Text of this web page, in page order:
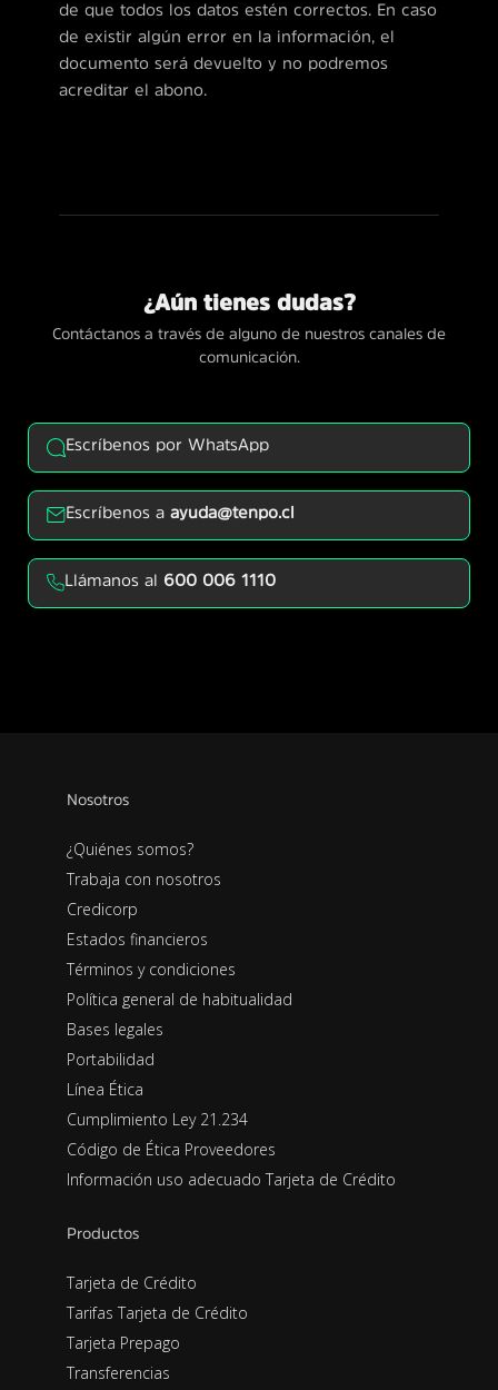
de que todos los datos estén correctos. En caso
de existir algún error en la información, el
documento será devuelto y no podremos
acreditar el abono.
¿Aún tienes dudas?
Contáctanos a través de alguno de nuestros canales de
comunicación.
Escríbenos por WhatsApp
Escríbenos aayuda@tenpo.cl
Llámanos al 600 006 1110
Nosotros
¿Quiénes somos?
Trabaja con nosotros
Credicorp
Estados financieros
Términos y condiciones
Política general de habitualidad
Bases legales
Portabilidad
Línea Ética
Cumplimiento Ley 21.234
Código de Ética Proveedores
Información uso adecuado Tarjeta de Crédito
Productos
Tarjeta de Crédito
Tarifas Tarjeta de Crédito
Tarjeta Prepago
Transferencias